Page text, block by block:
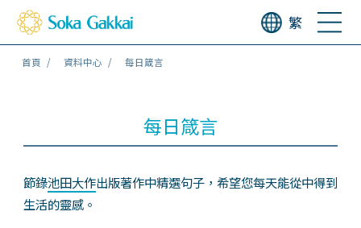
繁
首頁 資料中心 每日箴言
每日箴言
節錄池田大作出版著作中精選句子，希望您每天能從中得到
生活的靈感。